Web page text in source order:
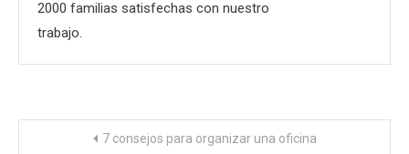
2000 familias satisfechas con nuestro
trabajo.
Navegación7 consejos para organizar una oficina